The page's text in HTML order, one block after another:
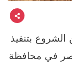
بتنفيذ
في محافظة